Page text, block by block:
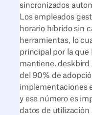
sincronizados
Los empleados
horario híbrido sin
herramientas, lo
principal por la que
mantiene. deskbird
del 90% de
implementaciones
y ese número es
datos de utilización